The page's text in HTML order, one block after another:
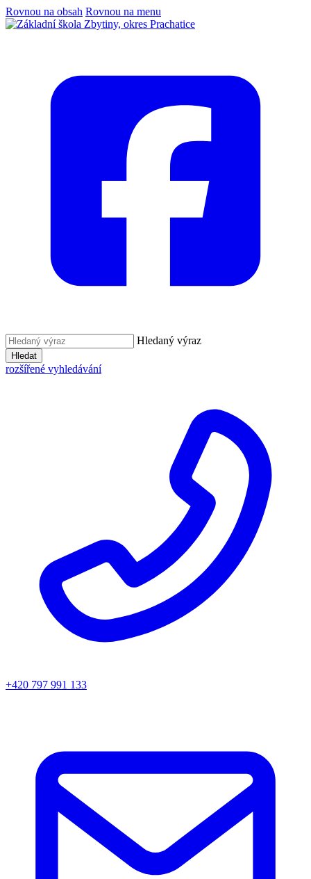
Rovnou na obsah Rovnou na menu
Hledaný výraz
Hledat
rozšířené vyhledávání
+420 797 991 133